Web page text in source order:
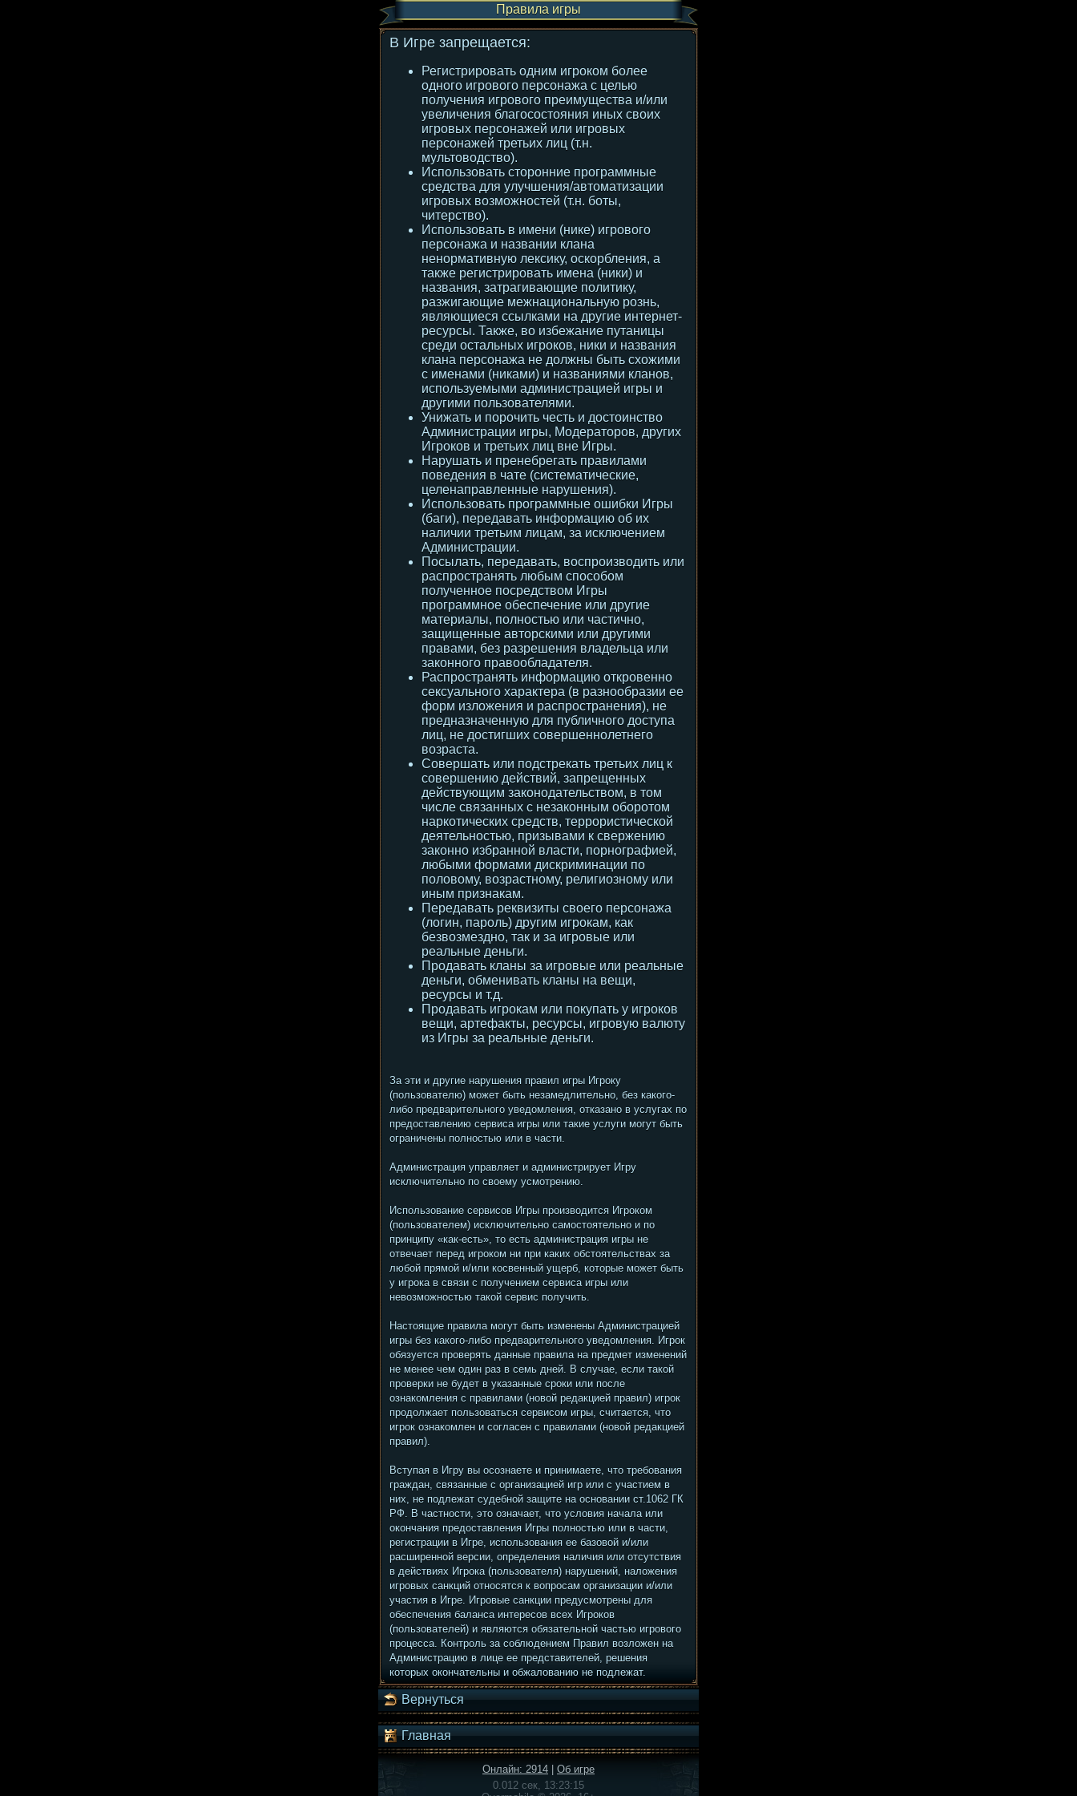
Правила игры
В Игре запрещается:
Регистрировать одним игроком более
одного игрового персонажа с целью
получения игрового преимущества и/или
увеличения благосостояния иных своих
игровых персонажей или игровых
персонажей третьих лиц (т.н.
мультоводство).
Использовать сторонние программные
средства для улучшения/автоматизации
игровых возможностей (т.н. боты,
читерство).
Использовать в имени (нике) игрового
персонажа и названии клана
ненормативную лексику, оскорбления, а
также регистрировать имена (ники) и
названия, затрагивающие политику,
разжигающие межнациональную рознь,
являющиеся ссылками на другие интернет-
ресурсы. Также, во избежание путаницы
среди остальных игроков, ники и названия
клана персонажа не должны быть схожими
с именами (никами) и названиями кланов,
используемыми администрацией игры и
другими пользователями.
Унижать и порочить честь и достоинство
Администрации игры, Модераторов, других
Игроков и третьих лиц вне Игры.
Нарушать и пренебрегать правилами
поведения в чате (систематические,
целенаправленные нарушения).
Использовать программные ошибки Игры
(баги), передавать информацию об их
наличии третьим лицам, за исключением
Администрации.
Посылать, передавать, воспроизводить или
распространять любым способом
полученное посредством Игры
программное обеспечение или другие
материалы, полностью или частично,
защищенные авторскими или другими
правами, без разрешения владельца или
законного правообладателя.
Распространять информацию откровенно
сексуального характера (в разнообразии ее
форм изложения и распространения), не
предназначенную для публичного доступа
лиц, не достигших совершеннолетнего
возраста.
Совершать или подстрекать третьих лиц к
совершению действий, запрещенных
действующим законодательством, в том
числе связанных с незаконным оборотом
наркотических средств, террористической
деятельностью, призывами к свержению
законно избранной власти, порнографией,
любыми формами дискриминации по
половому, возрастному, религиозному или
иным признакам.
Передавать реквизиты своего персонажа
(логин, пароль) другим игрокам, как
безвозмездно, так и за игровые или
реальные деньги.
Продавать кланы за игровые или реальные
деньги, обменивать кланы на вещи,
ресурсы и т.д.
Продавать игрокам или покупать у игроков
вещи, артефакты, ресурсы, игровую валюту
из Игры за реальные деньги.
За эти и другие нарушения правил игры Игроку
(пользователю) может быть незамедлительно, без какого-
либо предварительного уведомления, отказано в услугах по
предоставлению сервиса игры или такие услуги могут быть
ограничены полностью или в части.
Администрация управляет и администрирует Игру
исключительно по своему усмотрению.
Использование сервисов Игры производится Игроком
(пользователем) исключительно самостоятельно и по
принципу «как-есть», то есть администрация игры не
отвечает перед игроком ни при каких обстоятельствах за
любой прямой и/или косвенный ущерб, которые может быть
у игрока в связи с получением сервиса игры или
невозможностью такой сервис получить.
Настоящие правила могут быть изменены Администрацией
игры без какого-либо предварительного уведомления. Игрок
обязуется проверять данные правила на предмет изменений
не менее чем один раз в семь дней. В случае, если такой
проверки не будет в указанные сроки или после
ознакомления с правилами (новой редакцией правил) игрок
продолжает пользоваться сервисом игры, считается, что
игрок ознакомлен и согласен с правилами (новой редакцией
правил).
Вступая в Игру вы осознаете и принимаете, что требования
граждан, связанные с организацией игр или с участием в
них, не подлежат судебной защите на основании ст.1062 ГК
РФ. В частности, это означает, что условия начала или
окончания предоставления Игры полностью или в части,
регистрации в Игре, использования ее базовой и/или
расширенной версии, определения наличия или отсутствия
в действиях Игрока (пользователя) нарушений, наложения
игровых санкций относятся к вопросам организации и/или
участия в Игре. Игровые санкции предусмотрены для
обеспечения баланса интересов всех Игроков
(пользователей) и являются обязательной частью игрового
процесса. Контроль за соблюдением Правил возложен на
Администрацию в лице ее представителей, решения
которых окончательны и обжалованию не подлежат.
Вернуться
Главная
Онлайн: 2914
Об игре
0.012 сек, 13:23:15